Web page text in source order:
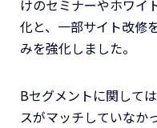
けのセミナーやホワイ
化と、一部サイト改修
みを強化しました。
Bセグメントに関して
スがマッチしていなか